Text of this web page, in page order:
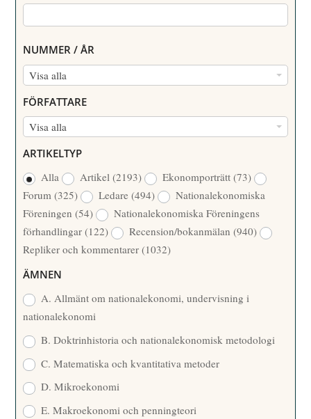
NUMMER / ÅR
Visa alla
N
M
M
/
Å
R
FÖRFATTARE
Visa alla
R
F
A
T
T
A
R
ARTIKELTYP
Alla
Artikel(2193) Ekonomporträtt(73)
Forum(325) Ledare(494)
Nationalekonomiska
Föreningen(54)
Nationalekonomiska Föreningens
förhandlingar(122) Recension/bokanmälan(940)
Repliker och kommentarer(1032)
ÄMNEN
A. Allmänt om nationalekonomi, undervisning i
nationalekonomi
B. Doktrinhistoria och nationalekonomisk metodologi
C. Matematiska och kvantitativa metoder
D. Mikroekonomi
E. Makroekonomi och penningteori